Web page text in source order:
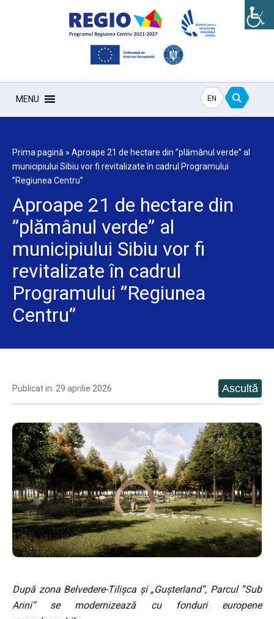
MENU EN
Prima pagină » Aproape 21 de hectare din ”plămânul verde” al
municipiului Sibiu vor fi revitalizate în cadrul Programului
”Regiunea Centru”
Aproape 21 de hectare din
”plămânul verde” al
municipiului Sibiu vor fi
revitalizate în cadrul
Programului ”Regiunea
Centru”
Publicat in: 29 aprilie 2026
După zona Belvedere-Tilișca și „Gușterland”, Parcul ”Sub
Arini” se modernizează cu fonduri europene